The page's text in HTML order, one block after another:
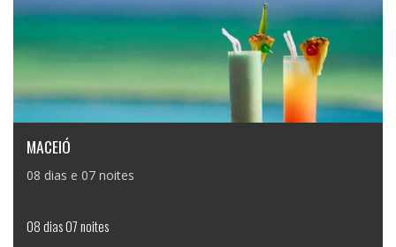
MACEIÓ
08 dias e 07 noites
08 dias 07 noites